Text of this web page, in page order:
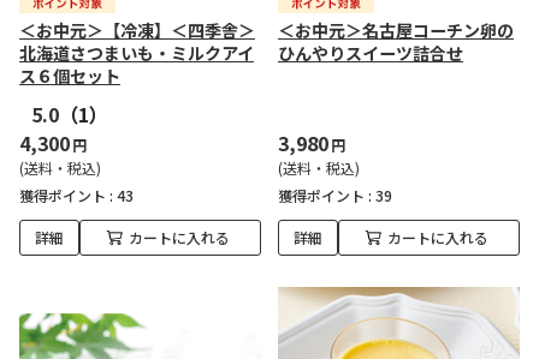
＜お中元＞【冷凍】＜四季舎＞
北海道さつまいも・ミルクアイ
ス６個セット
5.0 （1）
4,300円
(送料・税込)
獲得ポイント : 43
詳細 カートに入れる
＜お中元＞名古屋コーチン卵の
ひんやりスイーツ詰合せ
3,980円
(送料・税込)
獲得ポイント : 39
詳細 カートに入れる